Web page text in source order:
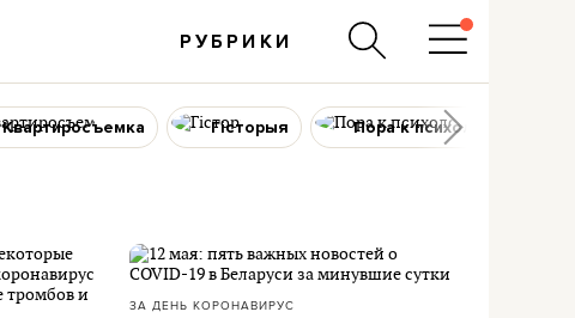
РУБРИКИ
Квартиросъемка Гісторыя Пора к психологу
ЗА ДЕНЬ КОРОНАВИРУС